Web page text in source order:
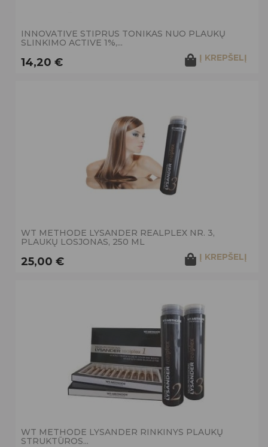
INNOVATIVE STIPRUS TONIKAS NUO PLAUKŲ
SLINKIMO ACTIVE 1%,...
14,20 € Į KREPŠELĮ
WT METHODE LYSANDER REALPLEX NR. 3,
PLAUKŲ LOSJONAS, 250 ML
25,00 € Į KREPŠELĮ
WT METHODE LYSANDER RINKINYS PLAUKŲ
STRUKTŪROS...